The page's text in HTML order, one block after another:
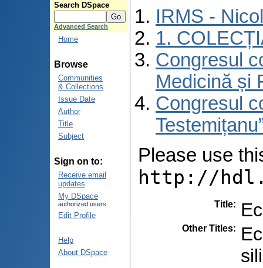
Search DSpace
Advanced Search
Home
Browse
Communities
& Collections
Issue Date
Author
Title
Subject
Sign on to:
Receive email
updates
My DSpace
authorized users
Edit Profile
Help
About DSpace
IRMS -
1.
Congresul
Medicină și
Congresul
Please use
http://
Title:
Other Titles: